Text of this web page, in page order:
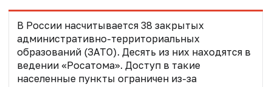
В России насчитывается 38 закрытых
административно-территориальных
образований (ЗАТО). Десять из них находятся в
ведении «Росатома». Доступ в такие
населенные пункты ограничен из-за